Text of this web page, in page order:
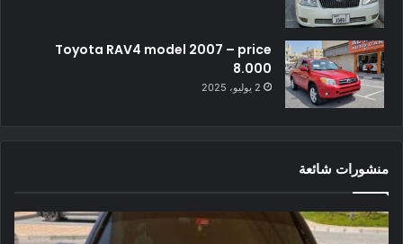
Toyota RAV4 model 2007 – price
8.000
2 يوليو، 2025
منشورات شائعة